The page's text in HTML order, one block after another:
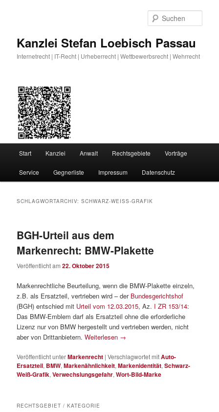
Kanzlei Stefan Loebisch Passau
Internetrecht | IT-Recht | Urheberrecht | Wettbewerbsrecht | Wehrrecht
Start Kanzlei Anwalt Rechtsgebiete Vorträge
Service Gegnerliste Impressum Datenschutz
SCHLAGWORTARCHIV:SCHWARZ-WEISS-GRAFIK
BGH-Urteil aus dem
Markenrecht: BMW-Plakette
Veröffentlicht am22. Oktober 2015
Markenrechtliche Beurteilung, wenn die BMW-Plakette einzeln,
z.B. als Ersatzteil, vertrieben wird – der Bundesgerichtshof
(BGH) entschied mit Urteil vom 12.03.2015, Az. I ZR 153/14:
Das BMW-Emblem darf als Ersatzteil ohne die erforderliche
Lizenz nur von BMW hergestellt und vertrieben werden, nicht
aber von Drittanbietern.Weiterlesen →
Veröffentlicht unterMarkenrecht |Verschlagwortet mitAuto-
Ersatzteil, BMW,Markenähnlichkeit,Markenidentität,Schwarz-
Weiß-Grafik,Verwechslungsgefahr,Wort-Bild-Marke
RECHTSGEBIET / KATEGORIE